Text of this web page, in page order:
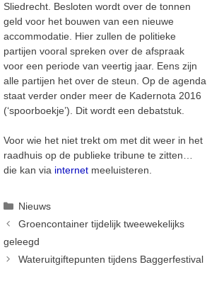
Sliedrecht. Besloten wordt over de tonnen
geld voor het bouwen van een nieuwe
accommodatie. Hier zullen de politieke
partijen vooral spreken over de afspraak
voor een periode van veertig jaar. Eens zijn
alle partijen het over de steun. Op de agenda
staat verder onder meer de Kadernota 2016
(‘spoorboekje’). Dit wordt een debatstuk.
Voor wie het niet trekt om met dit weer in het
raadhuis op de publieke tribune te zitten…
die kan via internet meeluisteren.
Categorieën
Nieuws
Groencontainer tijdelijk tweewekelijks
geleegd
Wateruitgiftepunten tijdens Baggerfestival